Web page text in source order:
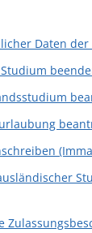
Daten